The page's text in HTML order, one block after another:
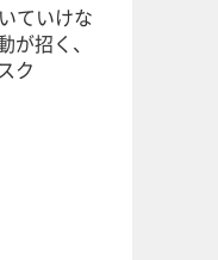
ていけな
招く、
ク